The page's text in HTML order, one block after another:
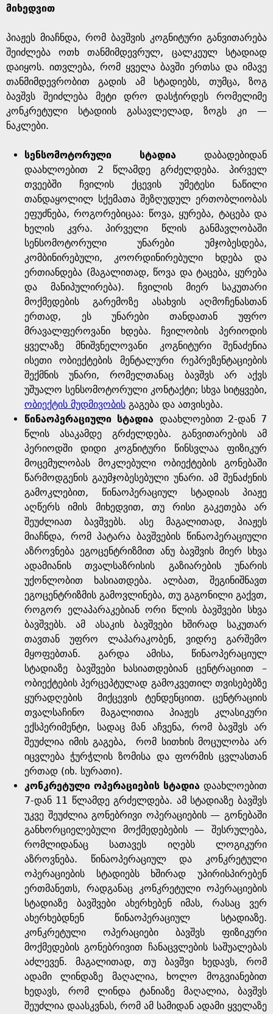
მიხედვით
პიაჟეს მიაჩნდა, რომ ბავშვის კოგნიტური განვითარება
შეიძლება ოთხ თანმიმდევრულ, ცალკეულ სტადიად
დაიყოს. ითვლება, რომ ყველა ბავში ერთსა და იმავე
თანმიმდევრობით გადის ამ სტადიებს, თუმცა, ზოგ
ბავშვს შეიძლება მეტი დრო დასჭირდეს რომელიმე
კონკრეტული სტადიის გასავლელად, ზოგს კი —
ნაკლები.
სენსომოტორული სტადია დაბადებიდან
დაახლოებით 2 წლამდე გრძელდება. პირველ
თვეებში ჩვილის ქცევის უმეტესი ნაწილი
თანდაყოლილ სქემათა შეზღუდულ ერთობლიობას
ეფუძნება, როგორებიცაა: წოვა, ყურება, ტაცება და
ხელის კვრა. პირველი წლის განმავლობაში
სენსომოტორული უნარები უმჯობესდება,
კომბინირებული, კოორდინირებული ხდება და
ერთიანდება (მაგალითად, წოვა და ტაცება, ყურება
და მანიპულირება). ჩვილის მიერ საკუთარი
მოქმედების გარემოზე ასახვის აღმოჩენასთან
ერთად, ეს უნარები თანდათან უფრო
მრავალფეროვანი ხდება. ჩვილობის პერიოდის
ყველაზე მნიშვნელოვანი კოგნიტური შენაძენია
ისეთი ობიექტების მენტალური რეპრეზენტაციების
შექმნის უნარი, რომელთანაც ბავშვს არ აქვს
უშუალო სენსომოტორული კონტაქტი; სხვა სიტყვები,
ობიექტის მუდმივობის გაგება და ათვისება.
წინაოპერაციული სტადია დაახლოებით 2-დან 7
წლის ასაკამდე გრძელდება. განვითარების ამ
პერიოდში დიდი კოგნიტური წინსვლაა ფიზიკურ
მოცემულობას მოკლებული ობიექტების გონებაში
წარმოდგენის გაუმჯობესებული უნარი. ამ შენაძენის
გამოკლებით, წინაოპერაციულ სტადიას პიაჟე
აღწერს იმის მიხედვით, თუ რისი გაკეთება არ
შეუძლიათ ბავშვებს. ასე მაგალითად, პიაჟეს
მიაჩნდა, რომ პატარა ბავშვების წინაოპერაციული
აზროვნება ეგოცენტრიზმით ანუ ბავშვის მიერ სხვა
ადამიანის თვალსაზრისის გაზიარების უნარის
უქონლობით ხასიათდება. ალბათ, შეგინიშნავთ
ეგოცენტრიზმის გამოვლინება, თუ გაგონილი გაქვთ,
როგორ ელაპარაკებიან ორი წლის ბავშვები სხვა
ბავშვებს. ამ ასაკის ბავშვები ხშირად საკუთარ
თავთან უფრო ლაპარაკობენ, ვიდრე გარშემო
მყოფებთან. გარდა ამისა, წინაოპერაციულ
სტადიაზე ბავშვები ხასიათდებიან ცენტრაციით –
ობიექტების პერცეპტულად გამოკვეთილ თვისებებზე
ყურადღების მიქცევის ტენდენციით. ცენტრაციის
თვალსაჩინო მაგალითია პიაჟეს კლასიკური
ექსპერიმენტი, სადაც მან აჩვენა, რომ ბავშვს არ
შეუძლია იმის გაგება, რომ სითხის მოცულობა არ
იცვლება ჭურჭლის ზომისა და ფორმის ცვლასთან
ერთად (იხ. სურათი).
კონკრეტული ოპერაციების სტადია დაახლოებით
7-დან 11 წლამდე გრძელდება. ამ სტადიაზე ბავშვს
უკვე შეუძლია გონებრივი ოპერაციების — გონებაში
განხორციელებული მოქმედებების — შესრულება,
რომლიდანაც სათავეს იღებს ლოგიკური
აზროვნება. წინაოპერაციულ და კონკრეტული
ოპერაციების სტადიებს ხშირად უპირისპირებენ
ერთმანეთს, რადგანაც კონკრეტული ოპერაციების
სტადიაზე ბავშვები ახერხებენ იმას, რასაც ვერ
ახერხებდნენ წინაოპერაციულ სტადიაზე.
კონკრეტული ოპერაციები ბავშვს ფიზიკური
მოქმედების გონებრივით ჩანაცვლების საშუალებას
აძლევენ. მაგალითად, თუ ბავშვი ხედავს, რომ
ადამი ლინდაზე მაღალია, ხოლო მოგვიანებით
ხედავს, რომ ლინდა ტანიაზე მაღალია, ბავშვს
შეუძლია დაასკვნას, რომ ამ სამიდან ადამი ყველაზე